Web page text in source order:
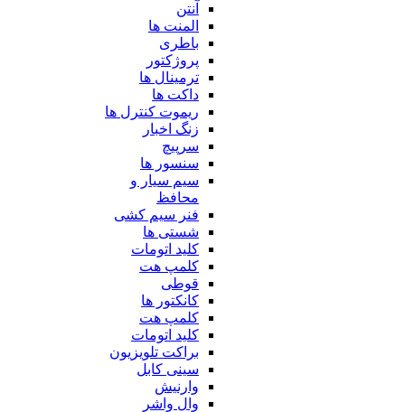
آنتن
المنت ها
باطری
پروژکتور
ترمینال ها
داکت ها
ریموت کنترل ها
زنگ اخبار
سرپیچ
سنسور ها
سیم سیار و
محافظ
فنر سیم کشی
شستی ها
کلید اتومات
کلمپ هت
قوطی
کانکتور ها
کلمپ هت
کلید اتومات
براکت تلویزیون
سینی کابل
وارنیش
وال واشر